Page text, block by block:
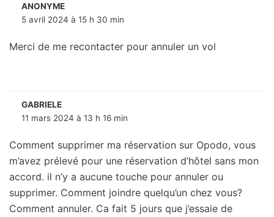
ANONYME
5 avril 2024 à 15 h 30 min
Merci de me recontacter pour annuler un vol
GABRIELE
11 mars 2024 à 13 h 16 min
Comment supprimer ma réservation sur Opodo, vous
m’avez prélevé pour une réservation d’hôtel sans mon
accord. il n’y a aucune touche pour annuler ou
supprimer. Comment joindre quelqu’un chez vous?
Comment annuler. Ca fait 5 jours que j’essaie de